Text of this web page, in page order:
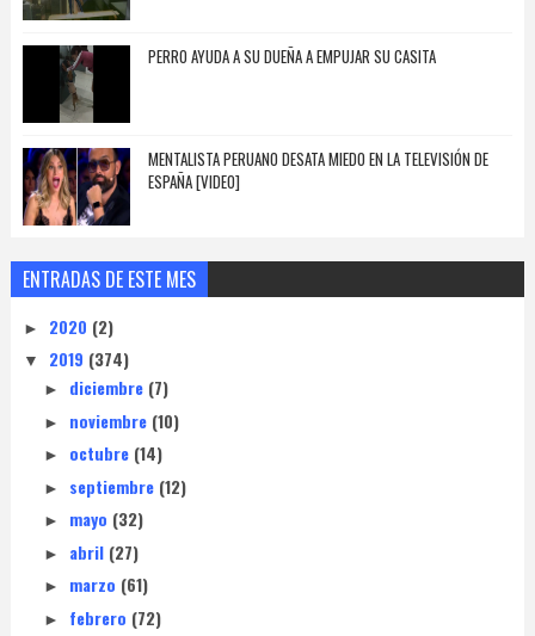
PERRO AYUDA A SU DUEÑA A EMPUJAR SU CASITA
MENTALISTA PERUANO DESATA MIEDO EN LA TELEVISIÓN DE
ESPAÑA [VIDEO]
ENTRADAS DE ESTE MES
► 2020 (2)
▼ 2019 (374)
► diciembre (7)
► noviembre (10)
► octubre (14)
► septiembre (12)
► mayo (32)
► abril (27)
► marzo (61)
► febrero (72)